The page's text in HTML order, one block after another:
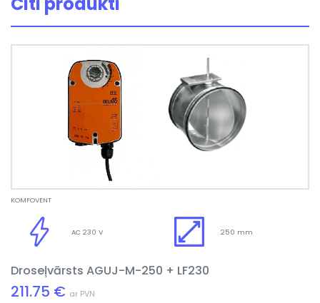
KOMFOVENT
250 mm
AC 230 V
Droseļvārsts AGUJ-M-250 + LF230
211.75 € ar PVN